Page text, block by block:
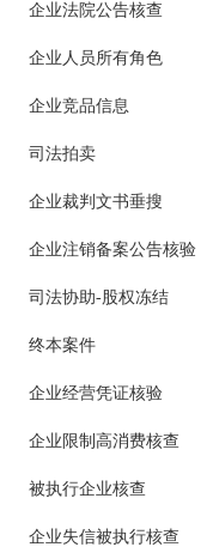
企业法院公告核查
企业人员所有角色
企业竞品信息
司法拍卖
企业裁判文书垂搜
企业注销备案公告核验
司法协助-股权冻结
终本案件
企业经营凭证核验
企业限制高消费核查
被执行企业核查
企业失信被执行核查